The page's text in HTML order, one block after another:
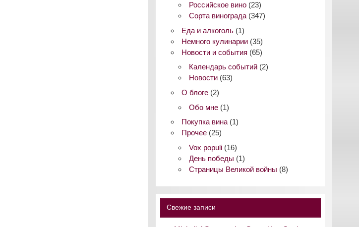
Российское вино (23)
Сорта винограда (347)
Еда и алкоголь (1)
Немного кулинарии (35)
Новости и события (65)
Календарь событий (2)
Новости (63)
О блоге (2)
Обо мне (1)
Покупка вина (1)
Прочее (25)
Vox populi (16)
День победы (1)
Страницы Великой войны (8)
Свежие записи